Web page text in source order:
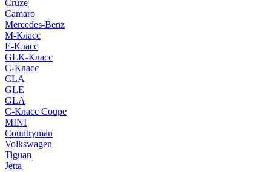
Cruze
Camaro
Mercedes-Benz
M-Класс
E-Класс
GLK-Класс
C-Класс
CLA
GLE
GLA
C-Класс Coupe
MINI
Countryman
Volkswagen
Tiguan
Jetta